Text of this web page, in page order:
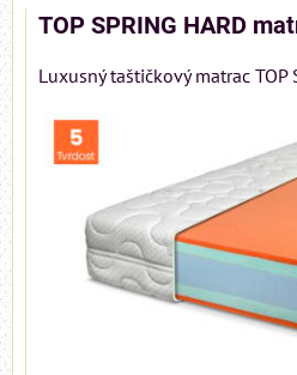
TOP SPRING HARD
Luxusný taštičkový matrac TOP